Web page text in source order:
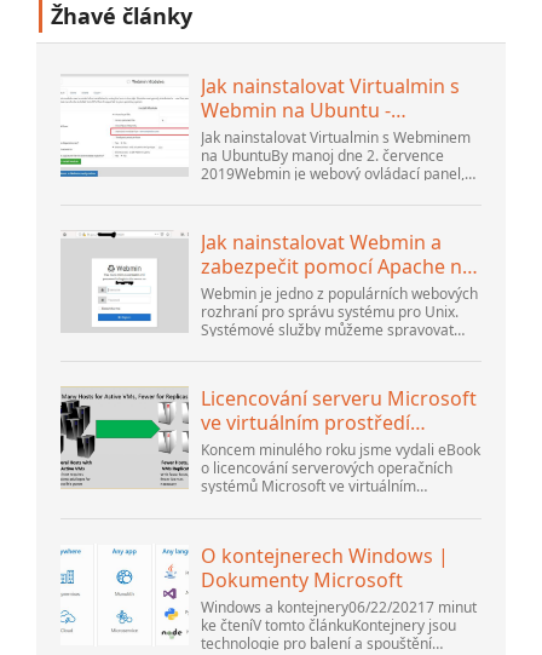
Žhavé články
Jak nainstalovat Virtualmin s
Webmin na Ubuntu -
Interserver ...
Jak nainstalovat Virtualmin s Webminem
na UbuntuBy manoj dne 2. července
2019Webmin je webový ovládací panel,
účet, Apache, DNS a sdílení souborů. Je
Jak nainstalovat Webmin a
zabezpečit pomocí Apache na
Ubuntu 18.04 ...
Webmin je jedno z populárních webových
rozhraní pro správu systému pro Unix.
Systémové služby můžeme spravovat
Oblíbené a oficiální dostupné moduly...
Licencování serveru Microsoft
ve virtuálním prostředí
přehodnoceno
Koncem minulého roku jsme vydali eBook
o licencování serverových operačních
systémů Microsoft ve virtuálním
Thomase Maurera a Andrewa Syrewicze.
O kontejnerech Windows |
Dokumenty Microsoft
Windows a kontejnery06/22/20217 minut
ke čteníV tomto článkuKontejnery jsou
technologie pro balení a spouštění